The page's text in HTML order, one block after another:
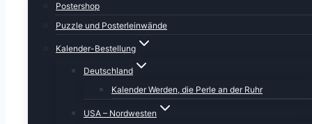
Postershop
Puzzle und Posterleinwände
Kalender-Bestellung
Deutschland
Kalender Werden, die Perle an der Ruhr
USA – Nordwesten